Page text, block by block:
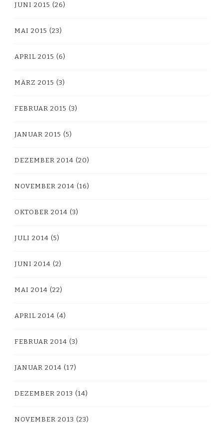
JUNI 2015 (26)
MAI 2015 (23)
APRIL 2015 (6)
MÄRZ 2015 (3)
FEBRUAR 2015 (3)
JANUAR 2015 (5)
DEZEMBER 2014 (20)
NOVEMBER 2014 (16)
OKTOBER 2014 (3)
JULI 2014 (5)
JUNI 2014 (2)
MAI 2014 (22)
APRIL 2014 (4)
FEBRUAR 2014 (3)
JANUAR 2014 (17)
DEZEMBER 2013 (14)
NOVEMBER 2013 (23)